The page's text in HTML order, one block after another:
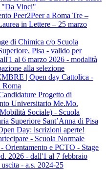
"Da Vinci"
Peer2Peer a Roma Tre –
in Lettere – 25 marzo
di Chimica c/o Scuola
Pisa - valido per
al 6 marzo 2026 - modalità
alla selezione
| Open day Cattolica -
Roma
Progetto di
Universitario Me.Mo.
Sociale) - Scuola
Superiore Sant’Anna di Pisa
Day: iscrizioni aperte!
- Scuola Normale
Orientamento e PCTO - Stage
2026 - dall'1 al 7 febbraio
- a.s. 2024-25